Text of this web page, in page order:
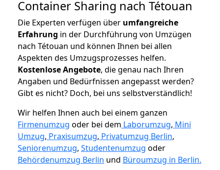
Container Sharing nach Tétouan
Die Experten verfügen über umfangreiche
Erfahrung in der Durchführung von Umzügen
nach Tétouan und können Ihnen bei allen
Aspekten des Umzugsprozesses helfen.
Kostenlose Angebote, die genau nach Ihren
Angaben und Bedürfnissen angepasst werden?
Gibt es nicht? Doch, bei uns selbstverständlich!
Wir helfen Ihnen auch bei einem ganzen
Firmenumzug oder bei dem Laborumzug, Mini
Umzug, Praxisumzug, Privatumzug Berlin,
Seniorenumzug, Studentenumzug oder
Behördenumzug Berlin und Büroumzug in Berlin.